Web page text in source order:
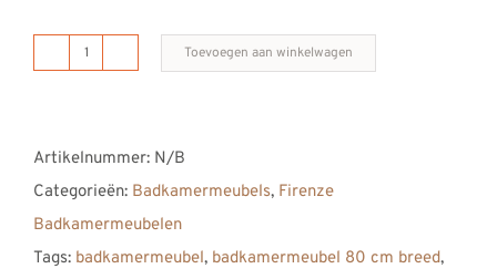
B
Badkamermeubel
800,
80
cm,
Toevoegen aan winkelwagen
Artikelnummer: N/B
Categorieën: Badkamermeubels, Firenze
Badkamermeubelen
Tags: badkamermeubel, badkamermeubel 80 cm breed,